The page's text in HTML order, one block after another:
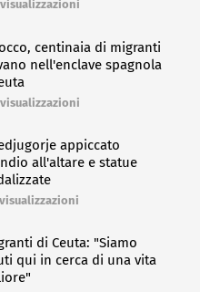
sempre
di cinghia di
conclude Ghirardi.
centinaia di migranti
nell'enclave spagnola
appiccato
all'altare e statue
di Ceuta: "Siamo
qui in cerca di una vita